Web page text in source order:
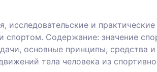
исследовательские и
Содержание: значение
основные принципы,
тела человека из